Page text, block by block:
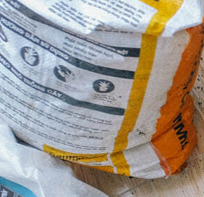
редакции